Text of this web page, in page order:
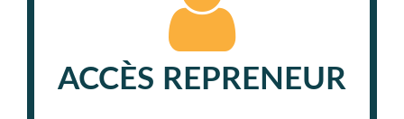
ACCÈS REPRENEUR